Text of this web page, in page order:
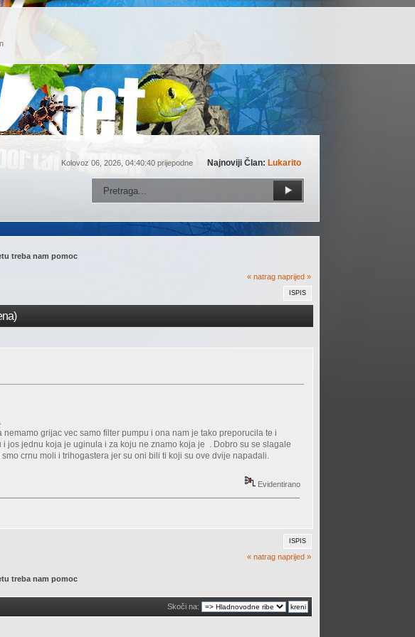
Kolovoz 06, 2026, 04:40:40 prijepodne Najnoviji Član: Lukarito
treba nam pomoc
« natrag naprijed »
ISPIS
grijac vec samo filter pumpu i ona nam je tako preporucila te i
jos jednu koja je uginula i za koju ne znamo koja je . Dobro su se slagale
crnu moli i trihogastera jer su oni bili ti koji su ove dvije napadali.
Evidentirano
ISPIS
« natrag naprijed »
treba nam pomoc
Skoči na: